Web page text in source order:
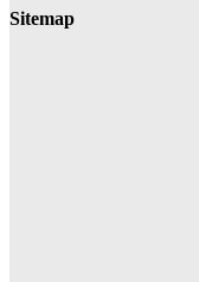
Sitemap